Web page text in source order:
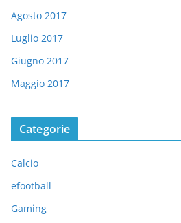
Agosto 2017
Luglio 2017
Giugno 2017
Maggio 2017
Categorie
Calcio
efootball
Gaming